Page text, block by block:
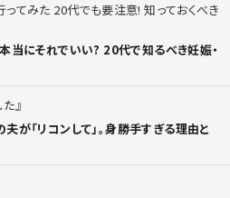
ってみた 20代でも要注意! 知っておくべき
当にそれでいい? 20代で知るべき妊娠・
た
が「リコンして」。身勝手すぎる理由と